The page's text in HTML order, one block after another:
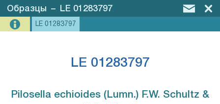
Образцы – LE 01283797
LE 01283797
LE 01283797
Pilosella echioides (Lumn.) F.W. Schultz &